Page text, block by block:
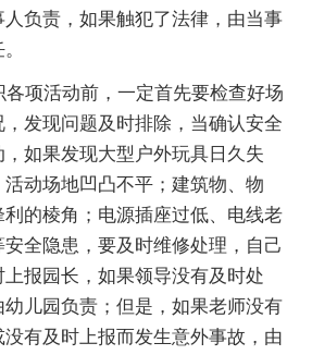
负责，如果触犯了法律，由当事
各项活动前，一定首先要检查好场
发现问题及时排除，当确认安全
如果发现大型户外玩具日久失
动场地凹凸不平；建筑物、物
的棱角；电源插座过低、电线老
全隐患，要及时维修处理，自己
报园长，如果领导没有及时处
儿园负责；但是，如果老师没有
有及时上报而发生意外事故，由